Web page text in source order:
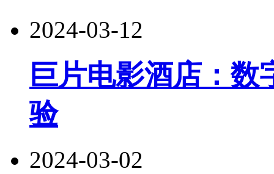
2024-03-12
巨片电影酒店：数
验
2024-03-02